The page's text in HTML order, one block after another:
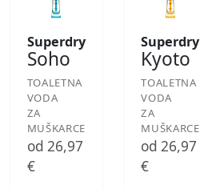
Superdry
Soho
TOALETNA
VODA
ZA
MUŠKARCE
od 26,97
€
Superdry
Kyoto
TOALETNA
VODA
ZA
MUŠKARCE
od 26,97
€